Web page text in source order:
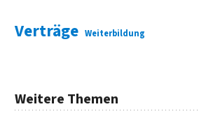
Verträge Weiterbildung
Weitere Themen